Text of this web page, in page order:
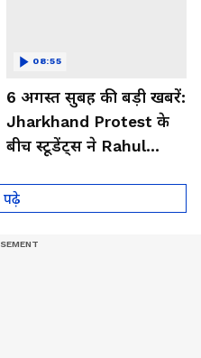
6 अगस्त सुबह की बड़ी खबरें:
Jharkhand Protest के
बीच स्टूडेंट्स ने Rahul
डिमांड!
08:55